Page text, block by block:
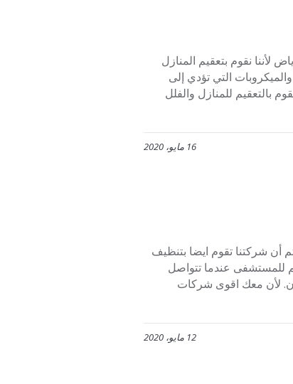
0507273739 شركة تعقيم بالرياض لأننا نقوم بتعقيم المنازل
على نسبة 100% من الجراثيم والميكروبات التي تؤدي إلى
بالتعقيم للمنازل والفلل
16 مايو، 2020
شركة لتنظيف المساجد بالرياض اتصلوا بنا على الرقم 0507273739 ثم أن شركتنا تقوم ايضا بتنظيف
عندما تتواصل
لأن معك اقوى شركات
12 مايو، 2020